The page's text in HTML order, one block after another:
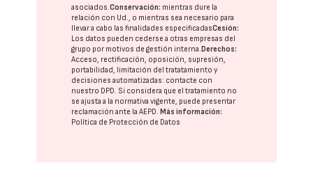
asociados.Conservación: mientras dure la
relación con Ud., o mientras sea necesario para
llevar a cabo las finalidades especificadasCesión:
Los datos pueden cederse a otras empresas del
grupo por motivos de gestión interna. Derechos:
Acceso, rectificación, oposición, supresión,
portabilidad, limitación del tratatamiento y
decisiones automatizadas: contacte con
nuestro DPD. Si considera que el tratamiento no
se ajusta a la normativa vigente, puede presentar
reclamación ante laAEPD. Más información:
Política de Protección de Datos